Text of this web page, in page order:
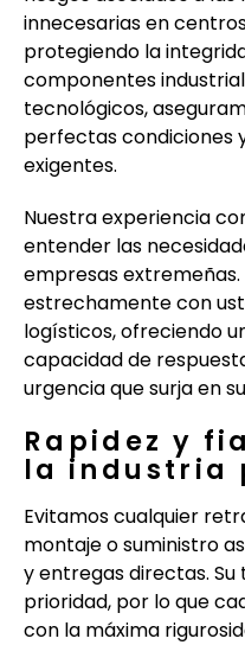
innecesarias en
protegiendo la
componentes
tecnológicos,
perfectas condiciones
exigentes.
Nuestra experiencia
entender las
empresas
estrechamente con
logísticos, ofreciendo
capacidad de
urgencia que surja en
Rapidez y
la industria
Evitamos cualquier
montaje o suministro
y entregas directas.
prioridad, por lo que
con la máxima